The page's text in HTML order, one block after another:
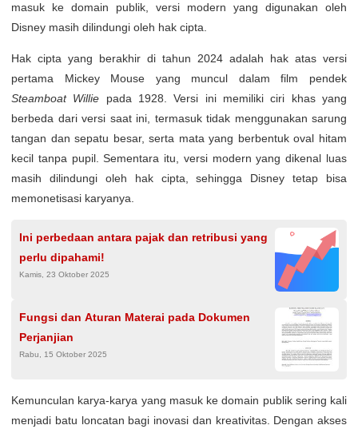
masuk ke domain publik, versi modern yang digunakan oleh
Disney masih dilindungi oleh hak cipta.
Hak cipta yang berakhir di tahun 2024 adalah hak atas versi
pertama Mickey Mouse yang muncul dalam film pendek
Steamboat Willie pada 1928. Versi ini memiliki ciri khas yang
berbeda dari versi saat ini, termasuk tidak menggunakan sarung
tangan dan sepatu besar, serta mata yang berbentuk oval hitam
kecil tanpa pupil. Sementara itu, versi modern yang dikenal luas
masih dilindungi oleh hak cipta, sehingga Disney tetap bisa
memonetisasi karyanya.
Ini perbedaan antara pajak dan retribusi yang
perlu dipahami!
Kamis, 23 Oktober 2025
Fungsi dan Aturan Materai pada Dokumen
Perjanjian
Rabu, 15 Oktober 2025
Kemunculan karya-karya yang masuk ke domain publik sering kali
menjadi batu loncatan bagi inovasi dan kreativitas. Dengan akses